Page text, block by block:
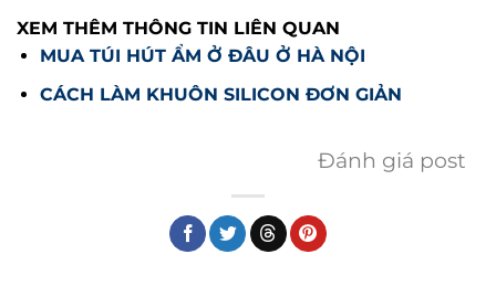
XEM THÊM THÔNG TIN LIÊN QUAN
MUA TÚI HÚT ẨM Ở ĐÂU Ở HÀ NỘI
CÁCH LÀM KHUÔN SILICON ĐƠN GIẢN
Đánh giá post